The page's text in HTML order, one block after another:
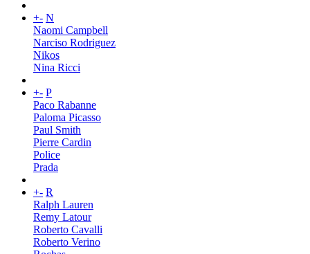
+- N
Naomi Campbell
Narciso Rodriguez
Nikos
Nina Ricci
+- P
Paco Rabanne
Paloma Picasso
Paul Smith
Pierre Cardin
Police
Prada
+- R
Ralph Lauren
Remy Latour
Roberto Cavalli
Roberto Verino